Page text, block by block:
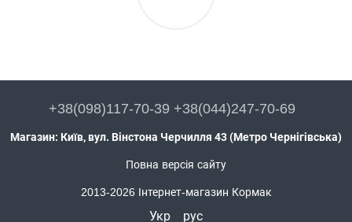
+38(098)117-70-39 +38(044)247-70-69
Магазин: Київ, вул. Вінстона Черчилля 43 (Метро Чернігівська)
Повна версія сайту
2013-2026 Інтернет-магазин Кормак
Укр рус